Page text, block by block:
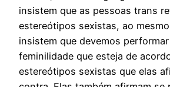
insistem que as pessoas trans
estereótipos sexistas, ao
insistem que devemos performar
feminilidade que esteja de
estereótipos sexistas que elas